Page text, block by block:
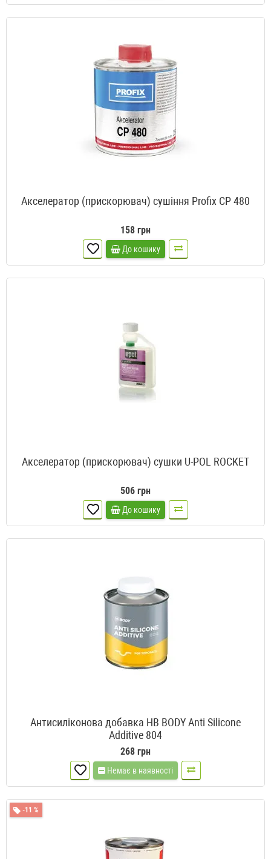
Акселератор (прискорювач) сушіння Profix CP 480
158 грн
До кошику
Акселератор (прискорювач) сушки U-POL ROCKET
506 грн
До кошику
Антисиліконова добавка HB BODY Anti Silicone
Additive 804
268 грн
Немає в наявності
-11 %